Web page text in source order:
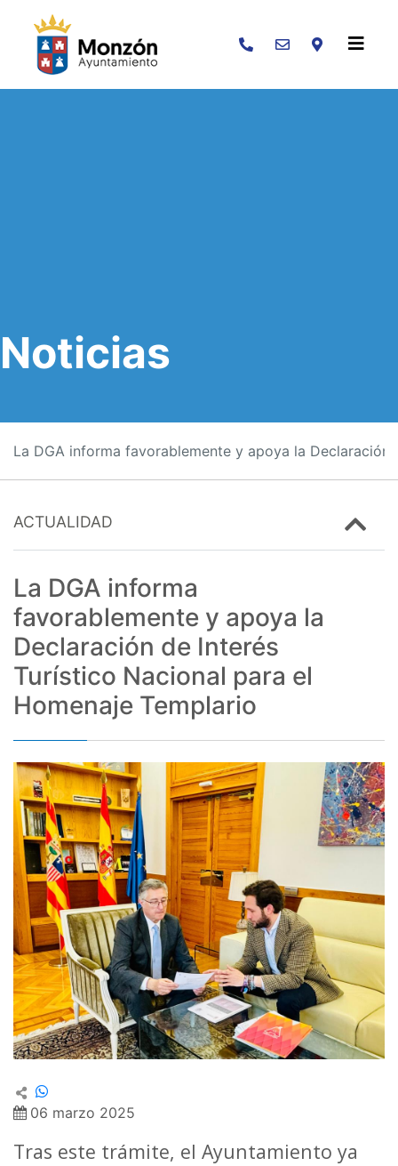
Buscar
Noticias
La DGA informa favorablemente y apoya la
ACTUALIDAD
La DGA informa
favorablemente y apoya la
Declaración de Interés
Turístico Nacional para el
Homenaje Templario
06 marzo 2025
Tras este trámite, el Ayuntamiento ya